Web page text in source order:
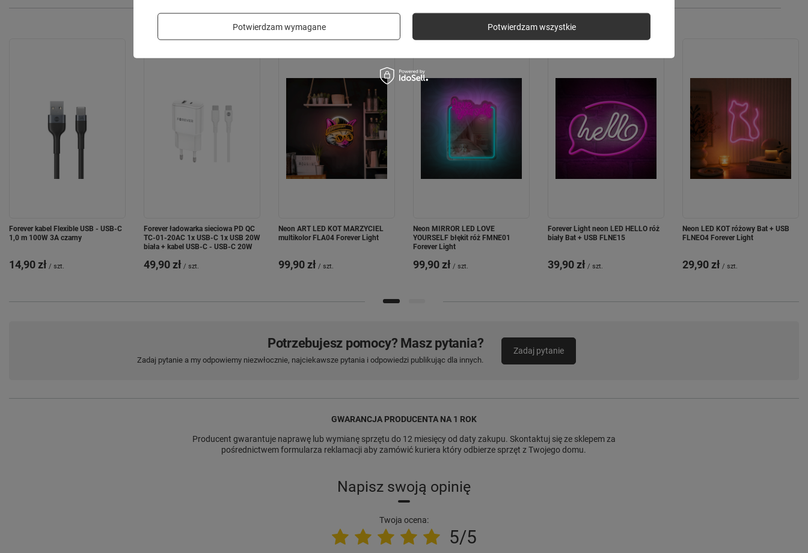
Forever kabel Flexible USB - USB-C
1,0 m 100W 3A czarny
14,90 zł / szt.
Forever ładowarka sieciowa PD QC
TC-01-20AC 1x USB-C 1x USB 20W
biała + kabel USB-C - USB-C 20W
49,90 zł / szt.
Neon ART LED KOT MARZYCIEL
multikolor FLA04 Forever Light
99,90 zł / szt.
Neon MIRROR LED LOVE
YOURSELF błękit róż FMNE01
Forever Light
99,90 zł / szt.
Forever Light neon LED HELLO róż
biały Bat + USB FLNE15
39,90 zł / szt.
Neon LED KOT różowy Bat + USB
FLNEO4 Forever Light
29,90 zł / szt.
Potrzebujesz pomocy? Masz pytania?
Zadaj pytanie a my odpowiemy niezwłocznie, najciekawsze pytania i odpowiedzi publikując dla innych.
Zadaj pytanie
GWARANCJA PRODUCENTA NA 1 ROK
Producent gwarantuje naprawę lub wymianę sprzętu do 12 miesięcy od daty zakupu. Skontaktuj się ze sklepem za
pośrednictwem formularza reklamacji aby zamówić kuriera który odbierze sprzęt z Twojego domu.
Napisz swoją opinię
Twoja ocena:
5/5
Potwierdzam wymagane Potwierdzam wszystkie